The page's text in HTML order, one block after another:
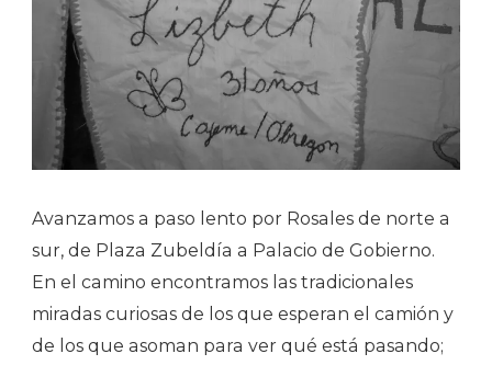
Avanzamos a paso lento por Rosales de norte a
sur, de Plaza Zubeldía a Palacio de Gobierno.
En el camino encontramos las tradicionales
miradas curiosas de los que esperan el camión y
de los que asoman para ver qué está pasando;